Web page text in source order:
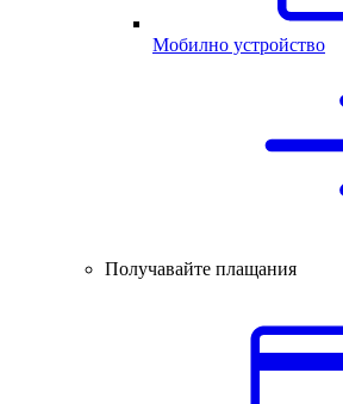
Мобилно устройство
Получавайте плащания